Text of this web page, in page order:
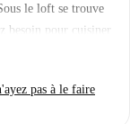
le loft se trouve
besoin pour cuisiner
bien équipée avec
pas à le faire